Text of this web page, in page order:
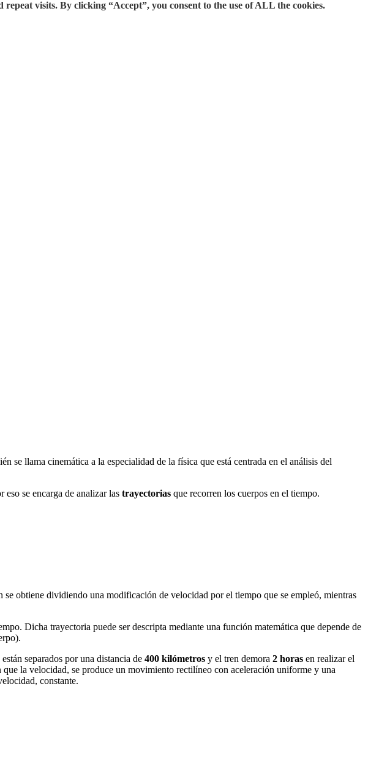
se llama cinemática a la especialidad de la física que está centrada en el análisis del
se encarga de analizar las trayectorias que recorren los cuerpos en el tiempo.
obtiene dividiendo una modificación de velocidad por el tiempo que se empleó, mientras
Dicha trayectoria puede ser descripta mediante una función matemática que depende de
separados por una distancia de 400 kilómetros y el tren demora 2 horas en realizar el
la velocidad, se produce un movimiento rectilíneo con aceleración uniforme y una
constante.
visits. By clicking “Accept”, you consent to the use of ALL the cookies.